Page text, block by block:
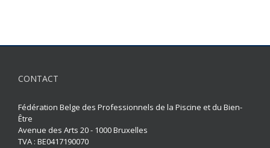
CONTACT
Fédération Belge des Professionnels de la Piscine et du Bien-
Être
Avenue des Arts 20 - 1000 Bruxelles
TVA : BE0417190070